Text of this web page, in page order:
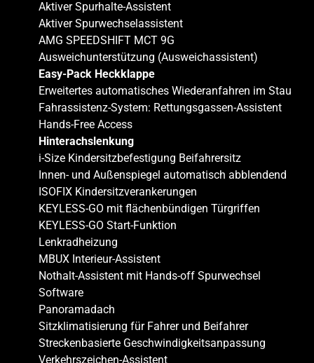
Aktiver Spurhalte-Assistent
Aktiver Spurwechselassistent
AMG SPEEDSHIFT MCT 9G
Ausweichunterstützung (Ausweichassistent)
Easy-Pack Heckklappe
Erweitertes automatisches Wiederanfahren im Stau
Fahrassistenz-System: Rettungsgassen-Assistent
Hands-Free Access
Hinterachslenkung
i-Size Kindersitzbefestigung Beifahrersitz
Innen- und Außenspiegel automatisch abblendend
ISOFIX Kindersitzverankerungen
KEYLESS-GO mit flächenbündigen Türgriffen
KEYLESS-GO Start-Funktion
Lenkradheizung
MBUX Interieur-Assistent
Nothalt-Assistent mit Hands-off Spurwechsel
Software
Panoramadach
Sitzklimatisierung für Fahrer und Beifahrer
Streckenbasierte Geschwindigkeitsanpassung
Verkehrszeichen-Assistent